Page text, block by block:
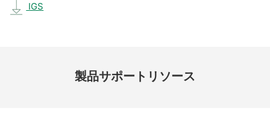
IGS
製品サポート リソース